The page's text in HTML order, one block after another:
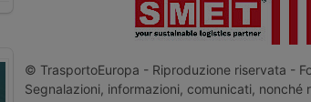
© TrasportoEuropa - Riproduzione riservata -
Segnalazioni, informazioni, comunicati,